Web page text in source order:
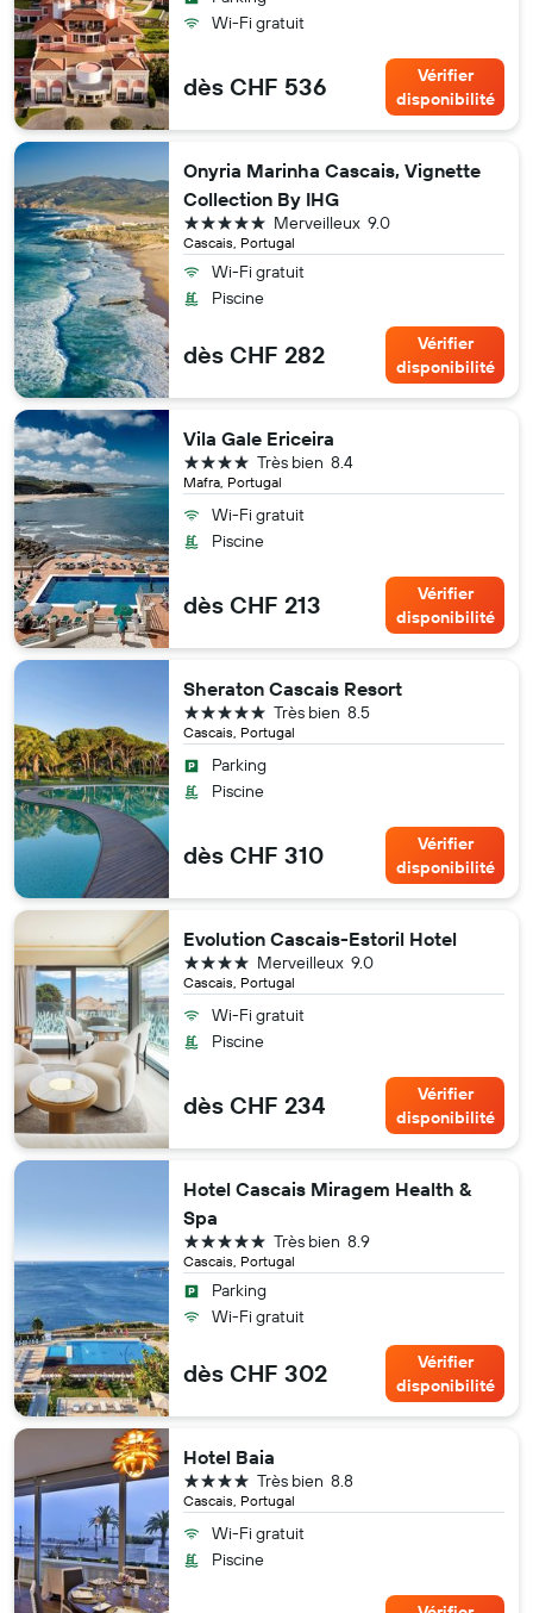
Wi-Fi gratuit
dès CHF 536
Vérifier
disponibilité
Onyria Marinha Cascais, Vignette
Collection By IHG
Cascais, Portugal
9.0
Merveilleux
5 étoiles
Wi-Fi gratuit
Piscine
dès CHF 282
Vérifier
disponibilité
Vila Gale Ericeira
Mafra, Portugal
8.4
Très bien
4 étoiles
Wi-Fi gratuit
Piscine
dès CHF 213
Vérifier
disponibilité
Sheraton Cascais Resort
Cascais, Portugal
8.5
Très bien
5 étoiles
Parking
Piscine
dès CHF 310
Vérifier
disponibilité
Evolution Cascais-Estoril Hotel
Cascais, Portugal
9.0
Merveilleux
4 étoiles
Wi-Fi gratuit
Piscine
dès CHF 234
Vérifier
disponibilité
Hotel Cascais Miragem Health &
Spa
Cascais, Portugal
8.9
Très bien
5 étoiles
Parking
Wi-Fi gratuit
dès CHF 302
Vérifier
disponibilité
Hotel Baia
Cascais, Portugal
8.8
Très bien
4 étoiles
Wi-Fi gratuit
Piscine